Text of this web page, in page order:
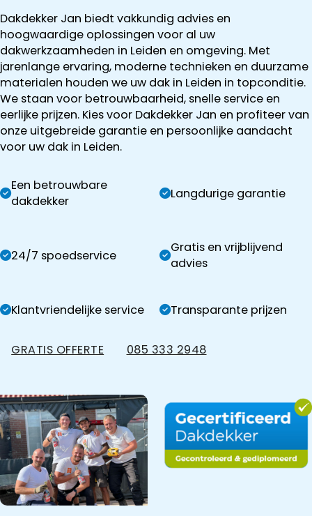
Dakdekker Jan biedt vakkundig advies en
hoogwaardige oplossingen voor al uw
dakwerkzaamheden in Leiden en omgeving. Met
jarenlange ervaring, moderne technieken en duurzame
materialen houden we uw dak in Leiden in topconditie.
We staan voor betrouwbaarheid, snelle service en
eerlijke prijzen. Kies voor Dakdekker Jan en profiteer van
onze uitgebreide garantie en persoonlijke aandacht
voor uw dak in Leiden.
Een betrouwbare
dakdekker
Langdurige garantie
24/7 spoedservice
Gratis en vrijblijvend
advies
Klantvriendelijke service Transparante prijzen
GRATIS OFFERTE 085 333 2948